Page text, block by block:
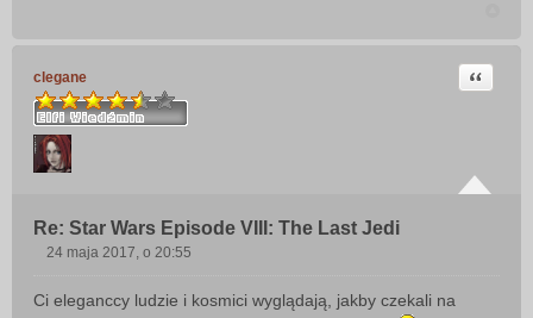
clegane
Re: Star Wars Episode VIII: The Last Jedi
Cytuj
s
24 maja 2017, o 20:55
Ci eleganccy ludzie i kosmici wyglądają, jakby czekali na